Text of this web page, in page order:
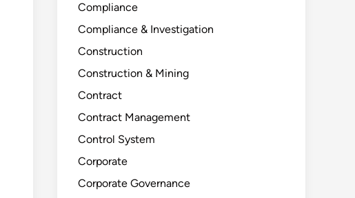
Compliance
Compliance & Investigation
Construction
Construction & Mining
Contract
Contract Management
Control System
Corporate
Corporate Governance